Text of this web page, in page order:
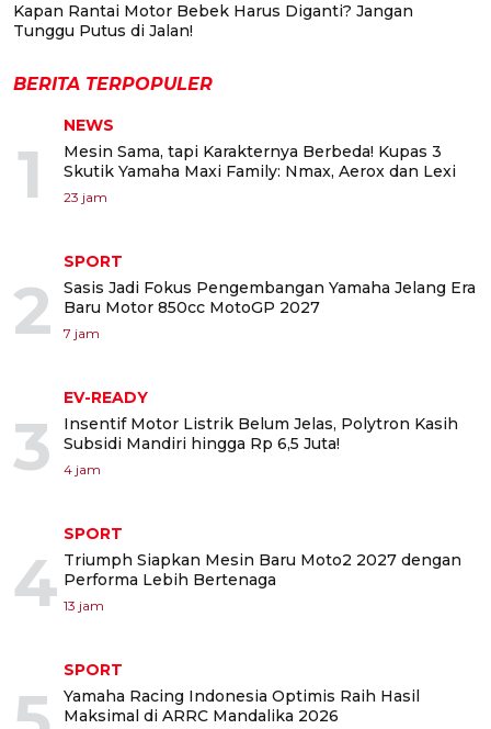
Kapan Rantai Motor Bebek Harus Diganti? Jangan
Tunggu Putus di Jalan!
BERITA TERPOPULER
1
NEWS
Mesin Sama, tapi Karakternya Berbeda! Kupas 3
Skutik Yamaha Maxi Family: Nmax, Aerox dan Lexi
23 jam
2
SPORT
Sasis Jadi Fokus Pengembangan Yamaha Jelang Era
Baru Motor 850cc MotoGP 2027
7 jam
3
EV-READY
Insentif Motor Listrik Belum Jelas, Polytron Kasih
Subsidi Mandiri hingga Rp 6,5 Juta!
4 jam
4
SPORT
Triumph Siapkan Mesin Baru Moto2 2027 dengan
Performa Lebih Bertenaga
13 jam
SPORT
Yamaha Racing Indonesia Optimis Raih Hasil
Maksimal di ARRC Mandalika 2026